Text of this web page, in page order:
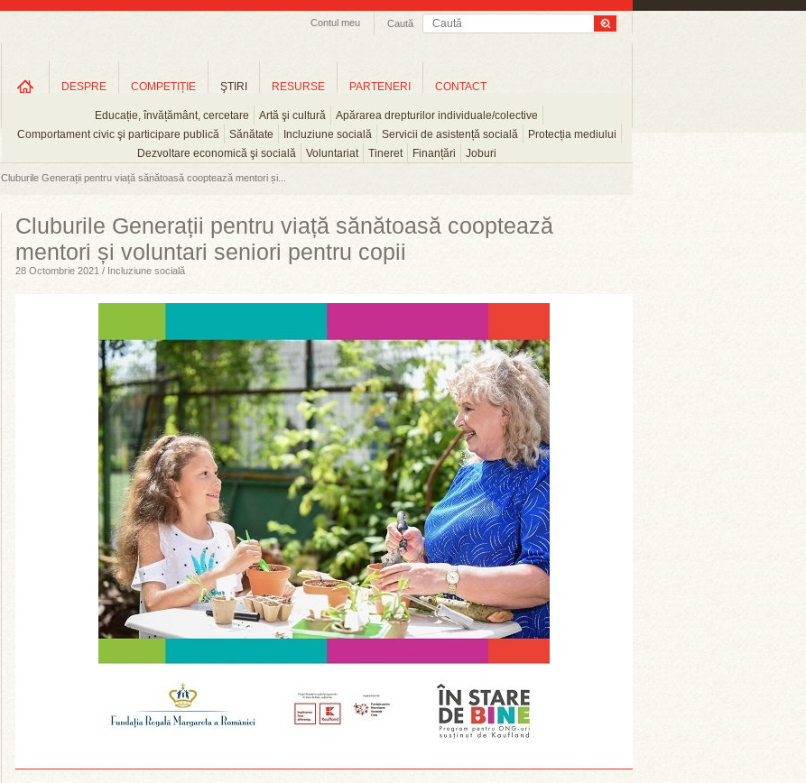
Caută
Contul meu
DESPRE COMPETIȚIE ŞTIRI
Educație, învățământ, cercetare Artă şi cultură
Apărarea drepturilor individuale/colective
Comportament civic şi participare publică
Sănătate Incluziune socială Servicii de asistență socială
Protecția mediului
Dezvoltare economică şi socială
Voluntariat Tineret Finanțări Joburi
RESURSE PARTENERI CONTACT
Cluburile Generații pentru viață sănătoasă cooptează mentori și...
Cluburile Generații pentru viață sănătoasă cooptează
mentori și voluntari seniori pentru copii
28 Octombrie 2021 / Incluziune socială